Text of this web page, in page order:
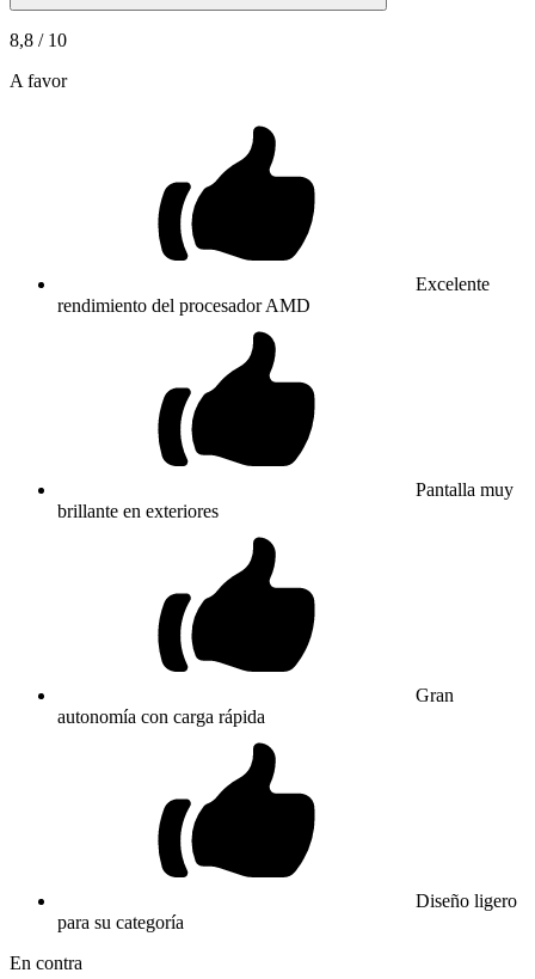
8,8 / 10
A favor
Excelente
rendimiento del procesador AMD
Pantalla muy
brillante en exteriores
Gran
autonomía con carga rápida
Diseño ligero
para su categoría
En contra